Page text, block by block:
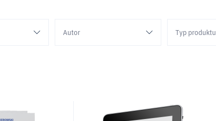
Autor Typ produktu